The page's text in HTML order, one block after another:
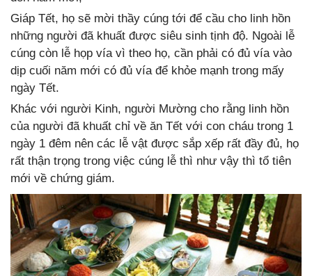
Giáp Tết, họ sẽ mời thầy cúng tới để cầu cho linh hồn
những người đã khuất được siêu sinh tịnh độ. Ngoài lễ
cúng còn lễ họp vía vì theo họ, cần phải có đủ vía vào
dịp cuối năm mới có đủ vía để khỏe mạnh trong mấy
ngày Tết.
Khác với người Kinh, người Mường cho rằng linh hồn
của người đã khuất chỉ về ăn Tết với con cháu trong 1
ngày 1 đêm nên các lễ vật được sắp xếp rất đầy đủ, họ
rất thận trọng trong việc cúng lễ thì như vậy thì tổ tiên
mới về chứng giám.